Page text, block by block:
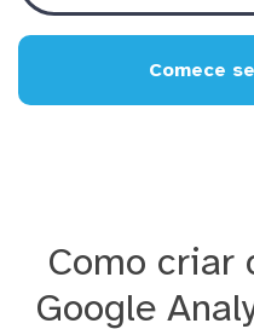
Comece
Como criar
Google